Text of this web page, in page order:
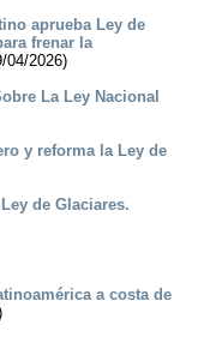
aprueba Ley de
frenar la
04/2026)
La Ley Nacional
y reforma la Ley de
de Glaciares.
a costa de